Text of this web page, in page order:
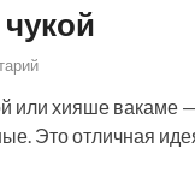
или хияше вакаме
Это отличная